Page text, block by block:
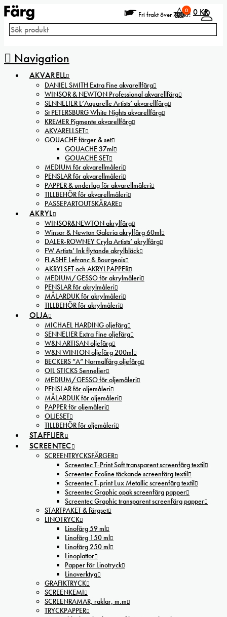
Fri frakt över 700kr!
Navigation
0 0 KR
AKVARELL
DANIEL SMITH Extra Fine akvarellfärg
WINSOR & NEWTON Professional akvarellfärg
SENNELIER L’Aquarelle Artists’ akvarellfärg
St PETERSBURG White Nights akvarellfärg
KREMER Pigmente akvarellfärg
AKVARELLSET
GOUACHE färger & set
GOUACHE 37ml
GOUACHE SET
MEDIUM för akvarellmåleri
PENSLAR för akvarellmåleri
PAPPER & underlag för akvarellmåleri
TILLBEHÖR för akvarellmåleri
PASSEPARTOUTSKÄRARE
AKRYL
WINSOR&NEWTON akrylfärg
Winsor & Newton Galeria akrylfärg 60ml
DALER-ROWNEY Cryla Artists’ akrylfärg
FW Artists’ Ink flytande akrylbläck
FLASHE Lefranc & Bourgeois
AKRYLSET och AKRYLPAPPER
MEDIUM/GESSO för akrylmåleri
PENSLAR för akrylmåleri
MÅLARDUK för akrylmåleri
TILLBEHÖR för akrylmåleri
OLJA
MICHAEL HARDING oljefärg
SENNELIER Extra Fine oljefärg
W&N ARTISAN oljefärg
W&N WINTON oljefärg 200ml
BECKERS ”A” Normalfärg oljefärg
OIL STICKS Sennelier
MEDIUM/GESSO för oljemåleri
PENSLAR för oljemåleri
MÅLARDUK för oljemåleri
PAPPER för oljemåleri
OLJESET
TILLBEHÖR för oljemåleri
STAFFLIER
SCREENTEC
SCREENTRYCKSFÄRGER
Screentec T-Print Soft transparent screenfärg textil
Screentec Ecoline täckande screenfärg textil
Screentec T-print Lux Metallic screenfärg textil
Screentec Graphic opak screenfärg papper
Screentec Graphic transparent screenfärg papper
STARTPAKET & färgset
LINOTRYCK
Linofärg 59 ml
Linofärg 150 ml
Linofärg 250 ml
Linoplattor
Papper för Linotryck
Linoverktyg
GRAFIKTRYCK
SCREENKEMI
SCREENRAMAR, raklar, m.m
TRYCKPAPPER